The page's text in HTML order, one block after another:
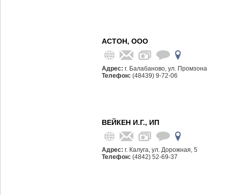
АСТОН, ООО
Адрес: г. Балабаново, ул. Промзона
Телефон: (48439) 9-72-06
ВЕЙКЕН И.Г., ИП
Адрес: г. Калуга, ул. Дорожная, 5
Телефон: (4842) 52-69-37